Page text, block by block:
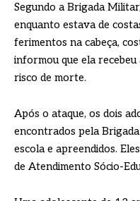
Segundo a Brigada
enquanto estava de
ferimentos na cabeça,
informou que ela
risco de morte.
Após o ataque, os dois
encontrados pela
escola e apreendidos.
de Atendimento Sócio-